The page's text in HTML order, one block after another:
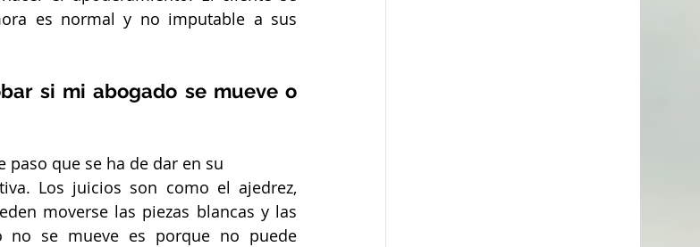
es normal y no imputable a sus
si mi abogado se mueve o
paso que se ha de dar en su
Los juicios son como el ajedrez,
moverse las piezas blancas y las
no se mueve es porque no puede